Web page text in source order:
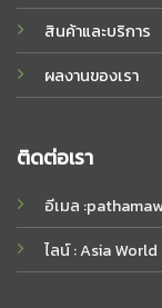
สินค้าและบริการ
ผลงานของเรา
ติดต่อเรา
อีเมล :
ไลน์ : Asia